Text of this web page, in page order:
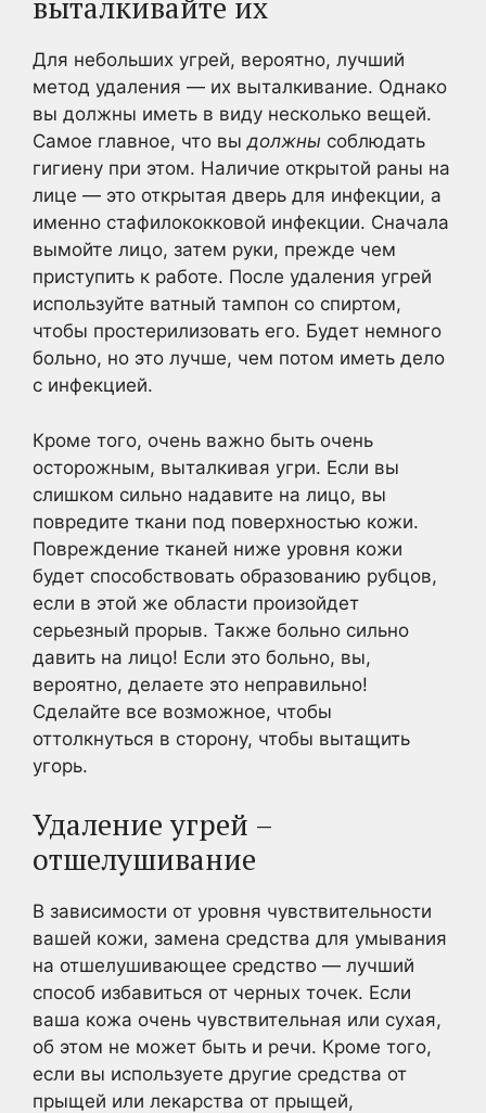
Для небольших угрей, вероятно, лучший
метод удаления — их выталкивание. Однако
вы должны иметь в виду несколько вещей.
Самое главное, что выдолжны соблюдать
гигиену при этом. Наличие открытой раны на
лице — это открытая дверь для инфекции, а
именно стафилококковой инфекции. Сначала
вымойте лицо, затем руки, прежде чем
приступить к работе. После удаления угрей
используйте ватный тампон со спиртом,
чтобы простерилизовать его. Будет немного
больно, но это лучше, чем потом иметь дело
с инфекцией.
Кроме того, очень важно быть очень
осторожным, выталкивая угри. Если вы
слишком сильно надавите на лицо, вы
повредите ткани под поверхностью кожи.
Повреждение тканей ниже уровня кожи
будет способствовать образованию рубцов,
если в этой же области произойдет
серьезный прорыв. Также больно сильно
давить на лицо! Если это больно, вы,
вероятно, делаете это неправильно!
Сделайте все возможное, чтобы
оттолкнуться в сторону, чтобы вытащить
угорь.
Удаление угрей –
отшелушивание
В зависимости от уровня чувствительности
вашей кожи, замена средства для умывания
на отшелушивающее средство — лучший
способ избавиться от черных точек. Если
ваша кожа очень чувствительная или сухая,
об этом не может быть и речи. Кроме того,
если вы используете другие средства от
прыщей или лекарства от прыщей,